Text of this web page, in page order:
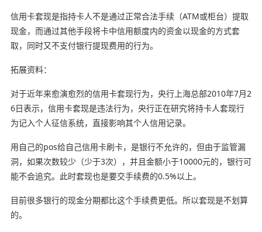
信用卡套现是指持卡人不是通过正常合法手续（ATM或柜台）提取
现金，而通过其他手段将卡中信用额度内的资金以现金的方式套
取，同时又不支付银行提现费用的行为。
拓展资料：
对于近年来愈演愈烈的信用卡套现行为，央行上海总部2010年7月2
6日表示，信用卡套现是违法行为，央行正在研究将持卡人套现行
为记入个人征信系统，直接影响其个人信用记录。
用自己的pos给自己信用卡刷卡，是银行不允许的，但由于监管漏
洞，如果次数较少（少于3次），并且金额小于10000元的，银行可
能不会追究。此时套现也是要交手续费的0.5%以上。
目前很多银行的现金分期都比这个手续费更低。所以套现是不划算
的。